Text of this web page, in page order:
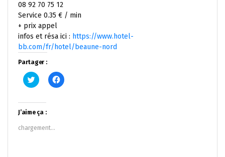
08 92 70 75 12
Service 0.35 € / min
+ prix appel
infos et résa ici : https://www.hotel-
bb.com/fr/hotel/beaune-nord
Partager :
Cliquez
pour
Twitter(ouvre
dans
une
nouvelle
fenêtre)
Cliquez
pour
J’aime ça :
chargement…